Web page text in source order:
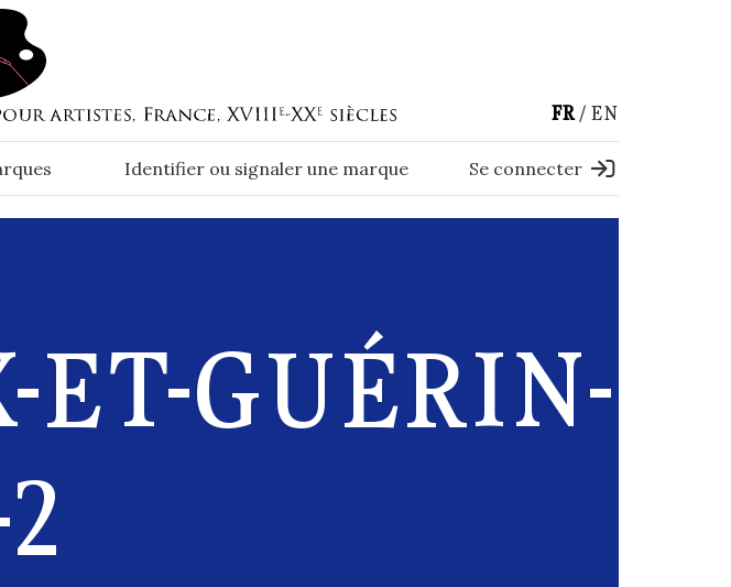
FR EN
Identifier ou signaler une marque Se connecter
GUÉRIN-